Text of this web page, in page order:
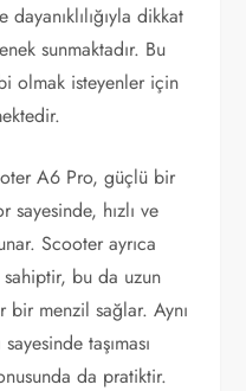
dikkat
sunmaktadır. Bu
olmak isteyenler için
A6 Pro, güçlü bir
sayesinde, hızlı ve
Scooter ayrıca
bu da uzun
menzil sağlar. Aynı
taşıması
da pratiktir.